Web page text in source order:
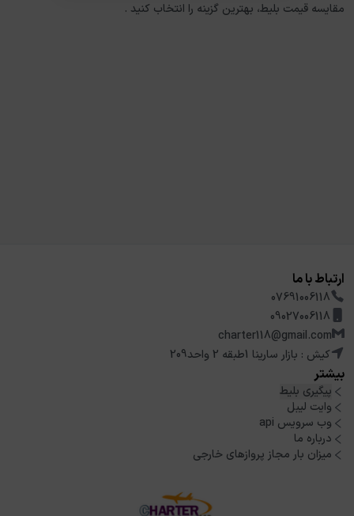
مقایسه قیمت بلیط، بهترین گزینه را انتخاب کنید .
ارتباط با ما
07691006118
09027006118
charter118@gmail.com
کیش : بازار سارینا 1طبقه 2 واحد209
بیشتر
پیگیری بلیط
وایت لیبل
وب سرویس api
درباره ما
میزان بار مجاز پروازهای خارجی